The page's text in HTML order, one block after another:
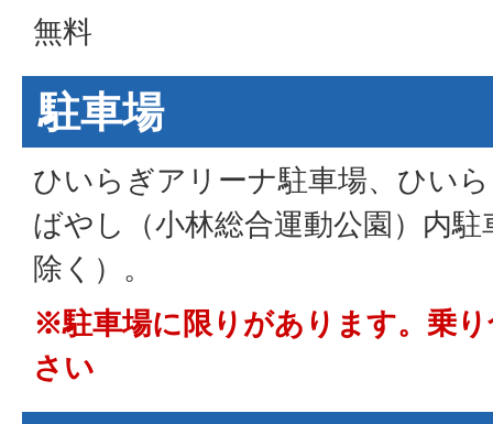
無料
駐車場
ひいらぎアリーナ駐車場、ひい
ばやし（小林総合運動公園）内
除く）。
※駐車場に限りがあります。乗
さい